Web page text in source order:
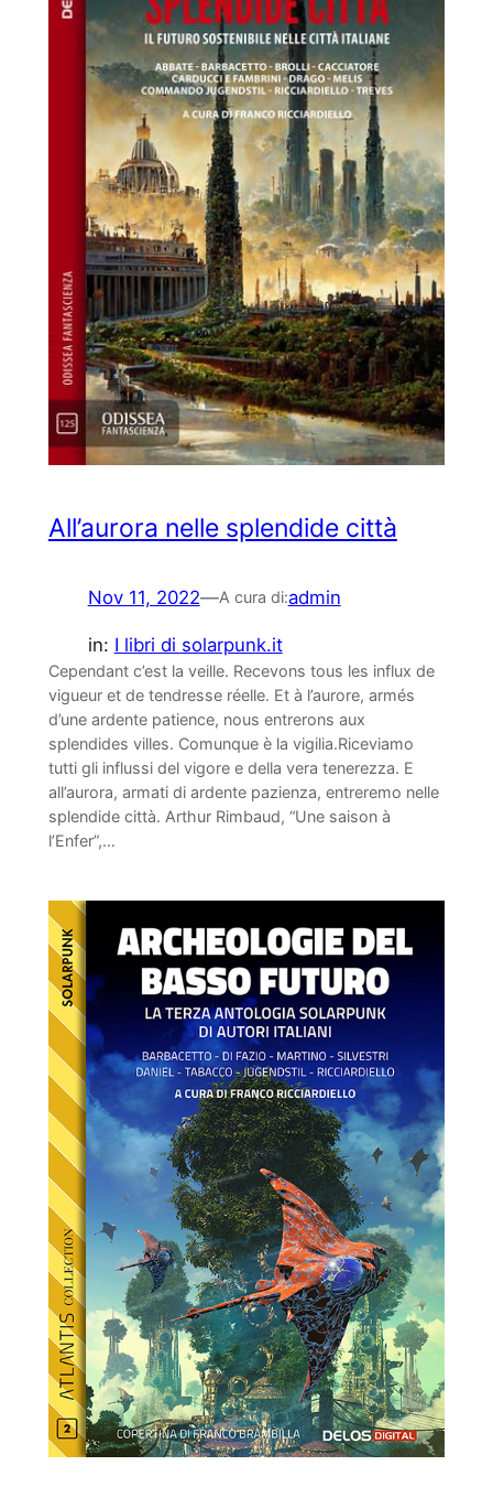
All’aurora nelle splendide città
Nov 11, 2022—A cura di:admin
in: I libri di solarpunk.it
Cependant c’est la veille. Recevons tous les influx de
vigueur et de tendresse réelle. Et à l’aurore, armés
d’une ardente patience, nous entrerons aux
splendides villes. Comunque è la vigilia.Riceviamo
tutti gli influssi del vigore e della vera tenerezza. E
all’aurora, armati di ardente pazienza, entreremo nelle
splendide città. Arthur Rimbaud, “Une saison à
l’Enfer”,…